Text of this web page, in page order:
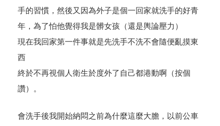
手的習慣，然後又因為外子是個一回家就洗手的好青
年，為了怕他覺得我是髒女孩（還是輿論壓力）
現在我回家第一件事就是先洗手不洗不會隨便亂摸東
西
終於不再視個人衛生於度外了自己都港動啊（按個
讚）。
會洗手後我開始納悶之前為什麼這麼大膽，以前公車